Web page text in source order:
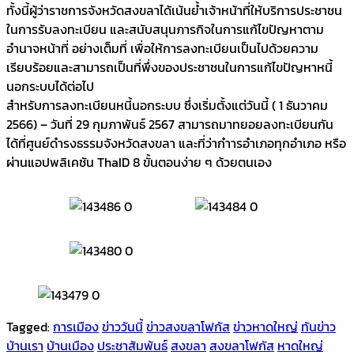
ทั้งนี้ผู้ว่าราชการจังหวัดสงขลาได้เน้นย้ำเจ้าหน้าที่ให้บริการประชาชน
ในการรับลงทะเบียน และสนับสนุนภารกิจในการแก้ไขปัญหาตาม
อำนาจหน้าที่ อย่างเต็มที่ เพื่อให้การลงทะเบียนเป็นไปด้วยความ
เรียบร้อยและสามารถเป็นที่พึ่งของประชาชนในการแก้ไขปัญหาหนี้
นอกระบบได้ต่อไป
สำหรับการลงทะเบียนหนี้นอกระบบ ซึ่งเริ่มตั้งแต่วันนี้ ( 1 ธันวาคม
2566) – วันที่ 29 กุมภาพันธ์ 2567 สามารถมาทยอยลงทะเบียนกัน
ได้ที่ศูนย์ดำรงธรรมจังหวัดสงขลา และที่ว่ากำารอำเภอทุกอำเภอ หรือ
ผ่านแอปพลิเคชัน ThaID 8 ขั้นตอนง่าย ๆ ด้วยตนเอง
Tagged:การเมืองข่าววันนี้ข่าวสงขลาโฟกัสข่าวหาดใหญ่ ทันข่าว
บ้านเรา บ้านเมือง ประชาสัมพันธ์สงขลา สงขลาโฟกัส หาดใหญ่